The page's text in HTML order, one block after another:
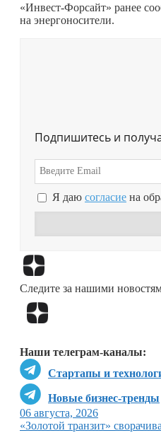
«Инвест-Форсайт» ранее
на энергоносители.
Подпишитесь и
Я даю согласие на
Следите за нашими
Наши телеграм-каналы:
Стартапы и
Новые бизнес-тренды
06 августа, 2026
«Золотой транзит»